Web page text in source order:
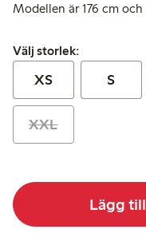
Modellen är 176 cm
Välj storlek:
Välj storlek:
XS S
XXL
Lägg